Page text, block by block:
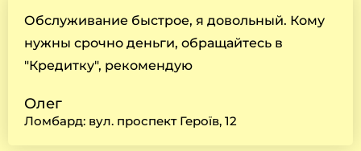
Обслуживание быстрое, я довольный. Кому
нужны срочно деньги, обращайтесь в
"Кредитку", рекомендую
Олег
Ломбард: вул. проспект Героїв, 12